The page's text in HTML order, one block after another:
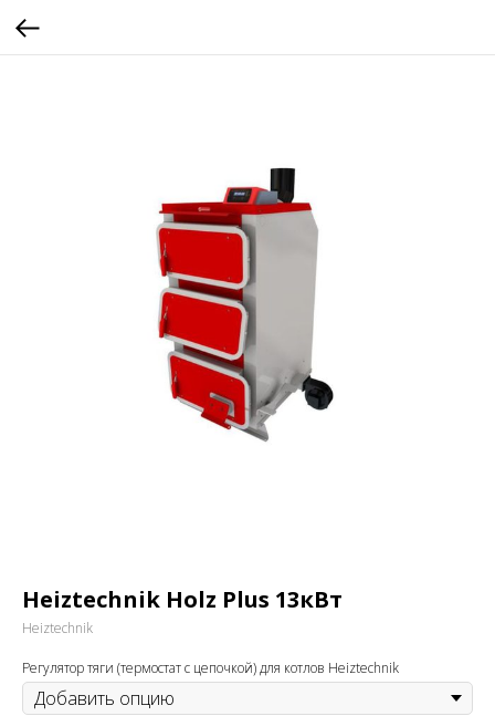
Heiztechnik Holz Plus 13кВт
Heiztechnik
Регулятор тяги (термостат с цепочкой) для котлов Heiztechnik